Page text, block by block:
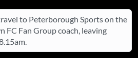
to Peterborough Sports on the
FC Fan Group coach, leaving